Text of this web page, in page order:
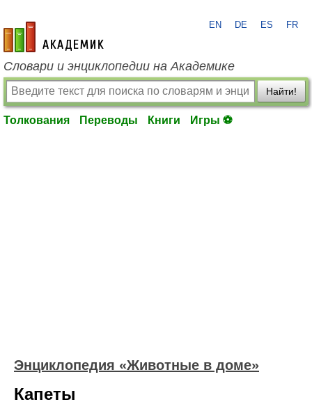
academic.ru
EN DE ES FR
Словари и энциклопедии на Академике
Найти!
Толкования Переводы Книги Игры ⚽
Энциклопедия «Животные в доме»
Капеты